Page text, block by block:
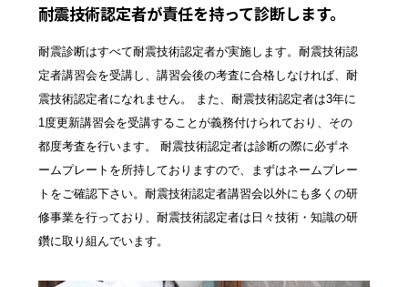
耐震技術認定者が責任を持って診断します。
耐震診断はすべて耐震技術認定者が実施します。耐震技術認
定者講習会を受講し、講習会後の考査に合格しなければ、耐
震技術認定者になれません。 また、耐震技術認定者は3年に
1度更新講習会を受講することが義務付けられており、その
都度考査を行います。 耐震技術認定者は診断の際に必ずネ
ームプレートを所持しておりますので、まずはネームプレー
トをご確認下さい。耐震技術認定者講習会以外にも多くの研
修事業を行っており、耐震技術認定者は日々技術・知識の研
鑽に取り組んでいます。